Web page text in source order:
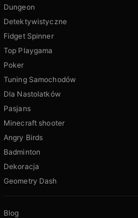
Dungeon
Detektywistyczne
Fidget Spinner
Top Playgama
Poker
Tuning Samochodów
Dla Nastolatków
Pasjans
Minecraft shooter
Angry Birds
Badminton
Dekoracja
Geometry Dash
Blog